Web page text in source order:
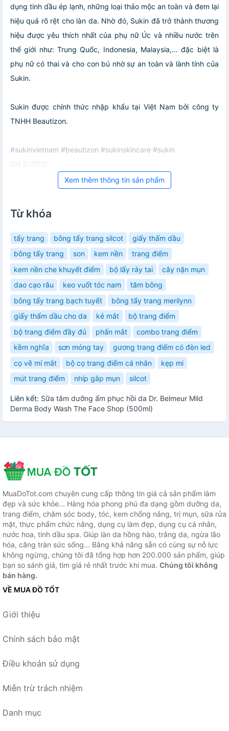
dụng tinh dầu ép lạnh, những loại thảo mộc an toàn và đem lại
hiệu quả rõ rệt cho làn da. Nhờ đó, Sukin đã trở thành thương
hiệu được yêu thích nhất của phụ nữ Úc và nhiều nước trên
thế giới như: Trung Quốc, Indonesia, Malaysia,… đặc biệt là
phụ nữ có thai và cho con bú nhờ sự an toàn và lành tính của
Sukin.
Sukin được chính thức nhập khẩu tại Việt Nam bởi công ty
TNHH Beautizon.
#sukinvietnam #beautizon #sukinskincare #sukin
Giá SUSDD
Xem thêm thông tin sản phẩm
Từ khóa
tẩy trang bông tẩy trang silcot
giấy thấm dầu
bông tẩy trang
son kem nền
trang điểm
kem nền che khuyết điểm
bộ lấy ráy tai
cây nặn mụn
dao cạo râu
keo vuốt tóc nam
tăm bông
bông tẩy trang bạch tuyết
bông tẩy trang merilynn
giấy thấm dầu cho da
kẻ mắt
bộ trang điểm
bộ trang điểm đầy đủ
phấn mắt
combo trang điểm
kềm nghĩa
sơn móng tay
gương trang điểm có đèn led
cọ vẽ mí mắt
bộ cọ trang điểm cá nhân
kẹp mi
mút trang điểm
nhíp gắp mụn silcot
Liên kết: Sữa tắm dưỡng ẩm phục hồi da Dr. Belmeur Mild
Derma Body Wash The Face Shop (500ml)
MuaDoTot.com chuyên cung cấp thông tin giá cả sản phẩm làm
đẹp và sức khỏe... Hàng hóa phong phú đa dạng gồm dưỡng da,
trang điểm, chăm sóc body, tóc, kem chống nắng, trị mụn, sữa rửa
mặt, thực phẩm chức năng, dụng cụ làm đẹp, dụng cụ cá nhân,
nước hoa, tinh dầu spa. Giúp làn da hồng hào, trắng da, ngừa lão
hóa, căng tràn sức sống... Bằng khả năng sẵn có cùng sự nỗ lực
không ngừng, chúng tôi đã tổng hợp hơn 200.000 sản phẩm, giúp
bạn so sánh giá, tìm giá rẻ nhất trước khi mua. Chúng tôi không
bán hàng.
VỀ MUA ĐỒ TỐT
Giới thiệu
Chính sách bảo mật
Điều khoản sử dụng
Miễn trừ trách nhiệm
Danh mục